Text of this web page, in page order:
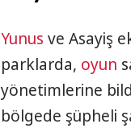
Yunus ve Asayiş
parklarda, oyun
yönetimlerine
bölgede şüpheli